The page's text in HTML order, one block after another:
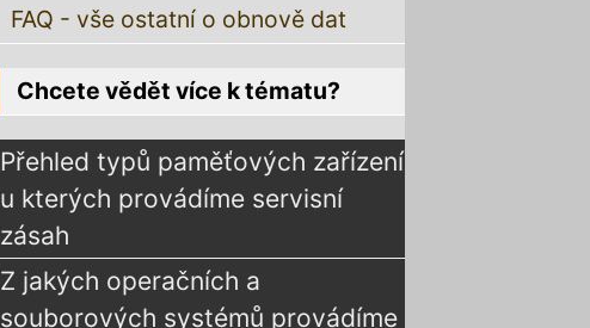
FAQ - vše ostatní o obnově dat
Chcete vědět více k tématu?
Přehled typů paměťových zařízení
u kterých provádíme servisní
zásah
Z jakých operačních a
souborových systémů provádíme